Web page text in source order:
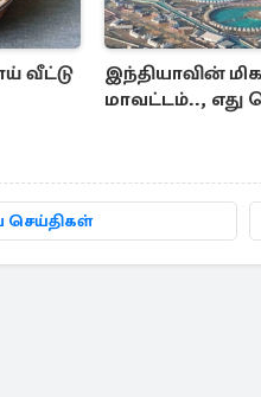
வீட்டு
இந்தியாவின்
மாவட்டம்.., எது
செய்திகள்